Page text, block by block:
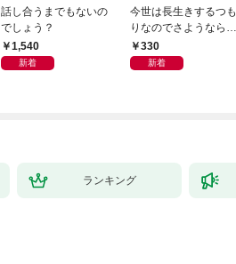
話し合うまでもないの
でしょう？
1,540
新着
今世は長生きするつも
りなのでさようなら
【分冊版】1
330
新着
ランキング